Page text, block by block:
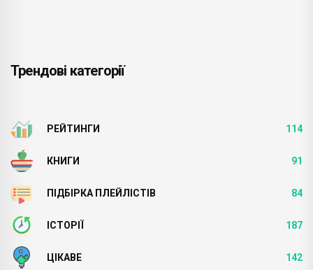
Трендові категорії
РЕЙТИНГИ 114
КНИГИ 91
ПІДБІРКА ПЛЕЙЛІСТІВ 84
ІСТОРІЇ 187
ЦІКАВЕ 142